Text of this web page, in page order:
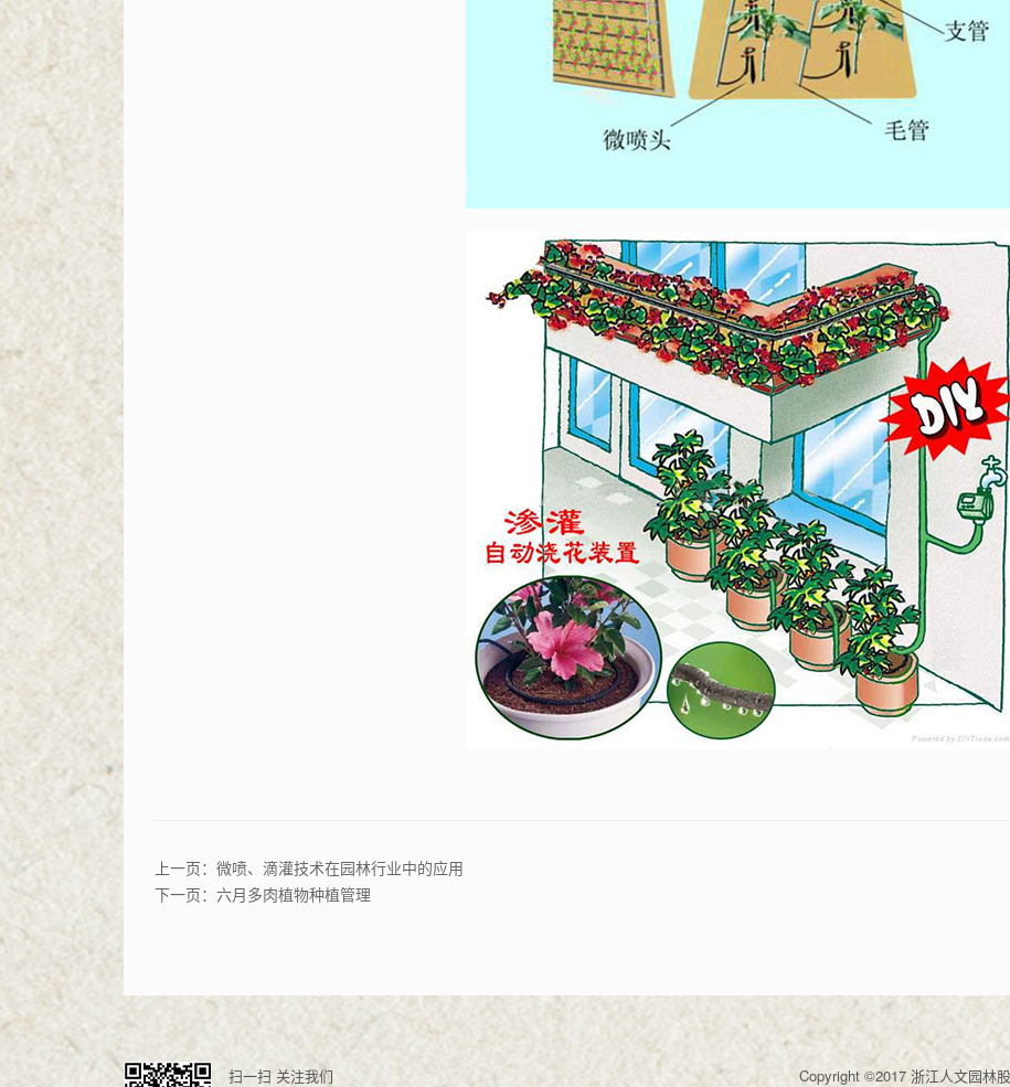
上一页： 微喷、滴灌技术在园林行业中的应用
下一页： 六月多肉植物种植管理
扫一扫 关注我们 Copyright ©2017 浙江人文园林